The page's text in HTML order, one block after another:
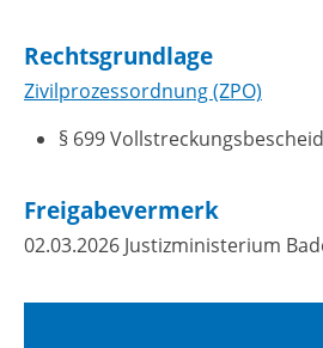
Rechtsgrundlage
Zivilprozessordnung (ZPO)
§ 699 Vollstreckungsbescheid
Freigabevermerk
02.03.2026 Justizministerium